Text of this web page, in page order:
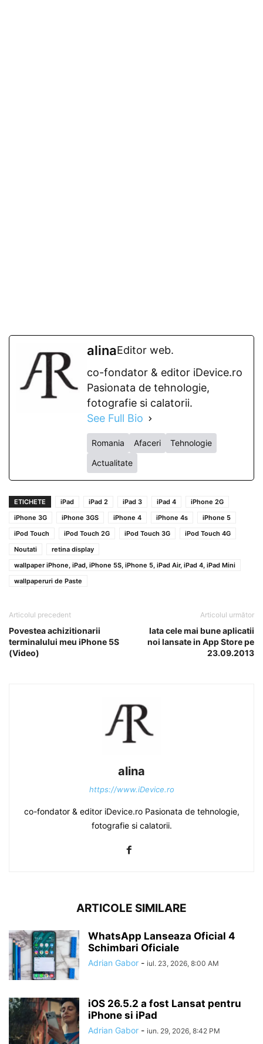
alinaEditor web.
co-fondator & editor iDevice.ro
Pasionata de tehnologie,
fotografie si calatorii.
See Full Bio
Romania Afaceri
Tehnologie
Actualitate
ETICHETE iPad iPad 2 iPad 3 iPad 4
iPhone 2G
iPhone 3G
iPhone 3GS iPhone 4 iPhone 4s
iPhone 5
iPod Touch
iPod Touch 2G iPod Touch 3G
iPod Touch 4G
Noutati
retina display
wallpaper iPhone, iPad, iPhone 5S, iPhone 5, iPad Air, iPad 4, iPad Mini
wallpaperuri de Paste
Articolul precedent
Povestea achizitionarii
terminalului meu iPhone 5S
(Video)
Articolul următor
Iata cele mai bune aplicatii
noi lansate in App Store pe
23.09.2013
alina
https://www.iDevice.ro
co-fondator & editor iDevice.ro Pasionata de tehnologie,
fotografie si calatorii.
ARTICOLE SIMILARE
WhatsApp Lanseaza Oficial 4
Schimbari Oficiale
Adrian Gabor - iul. 23, 2026, 8:00 AM
iOS 26.5.2 a fost Lansat pentru
iPhone si iPad
Adrian Gabor - iun. 29, 2026, 8:42 PM